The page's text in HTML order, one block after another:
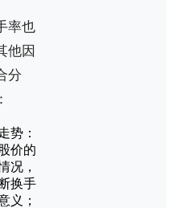
率也
他因
分
势：
价的
况，
换手
义；